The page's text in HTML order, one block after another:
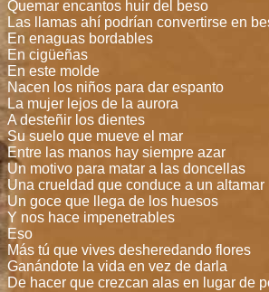
Quemar encantos huir del beso
Las llamas ahí podrían convertirse en
En enaguas bordables
En cigüeñas
En este molde
Nacen los niños para dar espanto
La mujer lejos de la aurora
A desteñir los dientes
Su suelo que mueve el mar
Entre las manos hay siempre azar
Un motivo para matar a las doncellas
Una crueldad que conduce a un altamar
Un goce que llega de los huesos
Y nos hace impenetrables
Eso
Más tú que vives desheredando flores
Ganándote la vida en vez de darla
De hacer que crezcan alas en lugar de